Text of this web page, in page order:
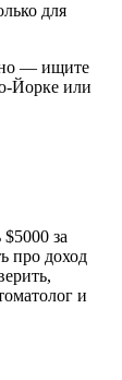
для
— ищите
Йорке или
за
про доход
и